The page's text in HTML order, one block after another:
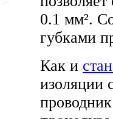
0.1 мм².
губками
Как и
изоляции